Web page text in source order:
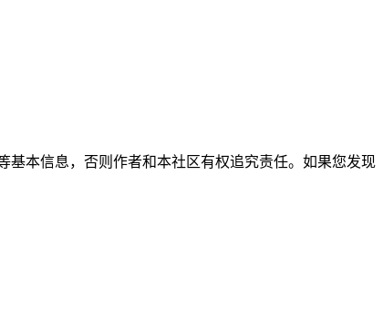
基本信息，否则作者和本社区有权追究责任。如果您发现